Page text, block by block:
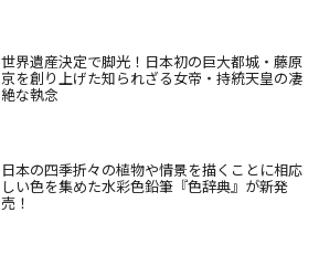
世界遺産決定で脚光！日本初の巨大都城・藤原
京を創り上げた知られざる女帝・持統天皇の凄
絶な執念
日本の四季折々の植物や情景を描くことに相応
しい色を集めた水彩色鉛筆『色辞典』が新発
売！